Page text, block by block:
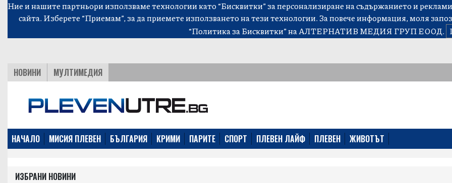
Ние и нашите партньори използваме технологии като “Бисквитки” за персонализиране на съдържанието и
сайта. Изберете “Приемам”, за да приемете използването на тези технологии. За повече информация, моля
“Политика за Бисквитки”на АЛТЕРНАТИВ МЕДИЯ ГРУП ЕООД.
НОВИНИ МУЛТИМЕДИЯ
НАЧАЛО МИСИЯ ПЛЕВЕН БЪЛГАРИЯ КРИМИ ПАРИТЕ СПОРТ ПЛЕВЕН ЛАЙФ ПЛЕВЕН ЖИВОТЪТ
ИЗБРАНИ НОВИНИ